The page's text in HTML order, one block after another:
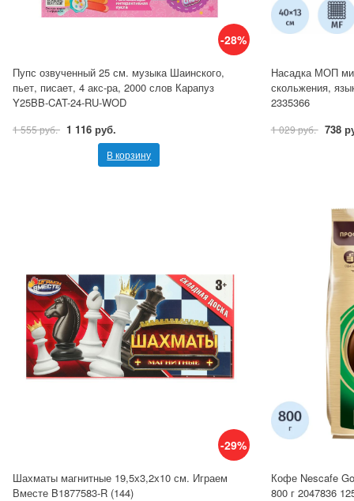
-28%
Пупс озвученный 25 см. музыка Шаинского,
пьет, писает, 4 акс-ра, 2000 слов Карапуз
Y25BB-CAT-24-RU-WOD
1 555 руб. 1 116 руб.
В корзину
Насадка МОП
скольжения,
2335366
1 029 руб. 738
-29%
Шахматы магнитные 19,5х3,2х10 см. Играем
Вместе B1877583-R (144)
Кофе Nescafe
800 г 2047836